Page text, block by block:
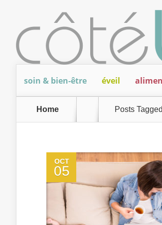
soin & bien-être éveil
Home Posts Tagged
OCT
05